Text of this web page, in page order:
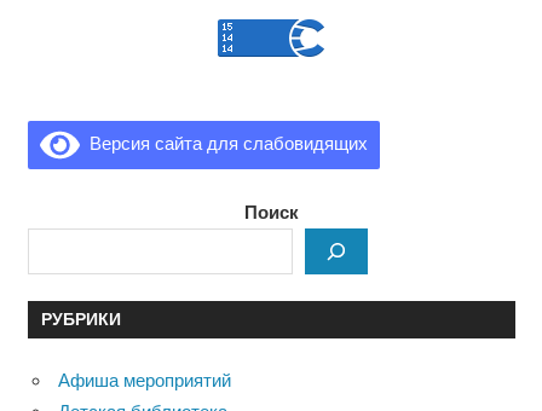
Версия сайта для слабовидящих
Поиск
РУБРИКИ
Афиша мероприятий